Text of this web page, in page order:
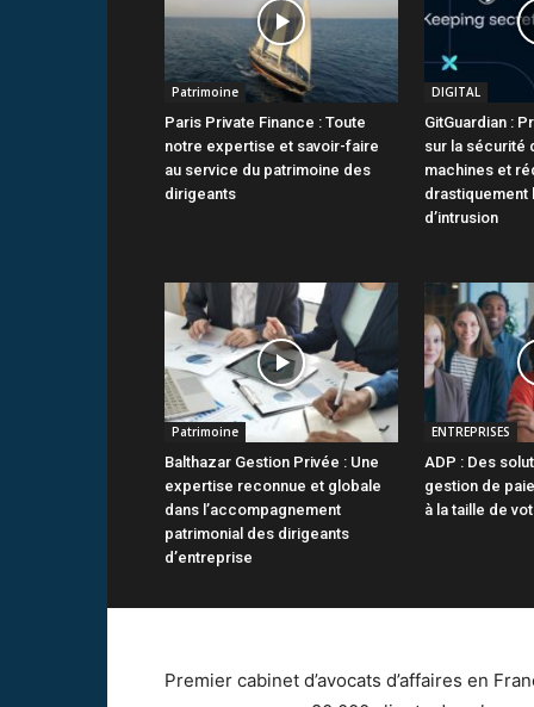
Patrimoine
Paris Private Finance : Toute
notre expertise et savoir-faire
au service du patrimoine des
dirigeants
DIGITAL
GitGuardian :
sur la sécurité
machines et
drastiquement
d’intrusion
Patrimoine
Balthazar Gestion Privée : Une
expertise reconnue et globale
dans l’accompagnement
patrimonial des dirigeants
d’entreprise
ENTREPRISES
ADP : Des
gestion de
à la taille de
Premier cabinet d’avocats d’affaires en